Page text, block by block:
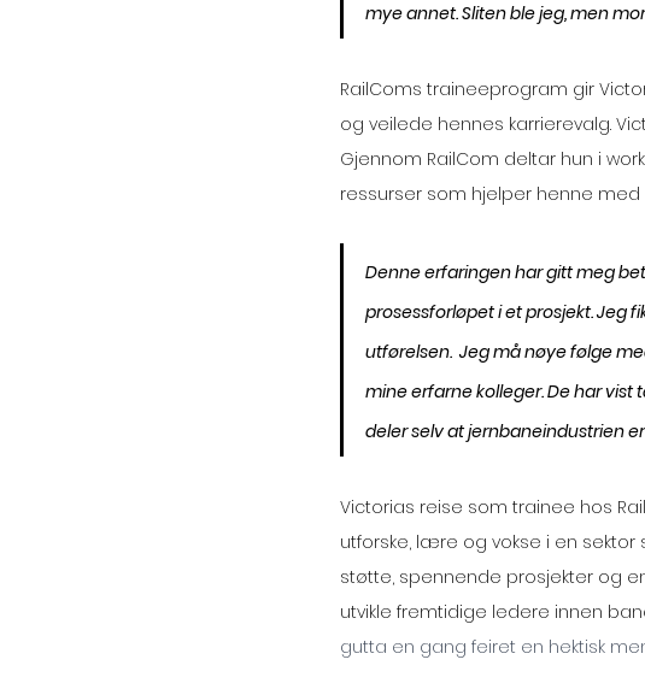
mye annet. Sliten ble jeg, men
RailComs traineeprogram gir
og veilede hennes karrierevalg.
Gjennom RailCom deltar hun i
ressurser som hjelper henne
Denne erfaringen har gitt meg
prosessforløpet i et prosjekt. Jeg
utførelsen.  Jeg må nøye følge
mine erfarne kolleger. De har
deler selv at jernbaneindustrien
Victorias reise som trainee hos
utforske, lære og vokse i en
støtte, spennende prosjekter og
utvikle fremtidige ledere innen
gutta en gang feiret en hektisk